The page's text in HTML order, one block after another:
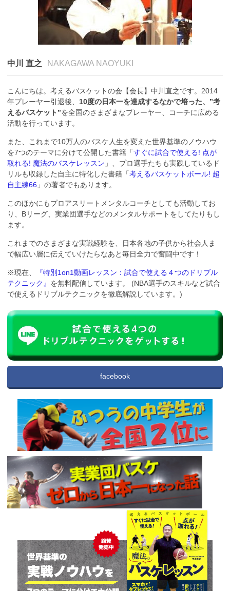
中川 直之 NAKAGAWA NAOYUKI
こんにちは。考えるバスケットの会【会長】中川直之です。2014
年プレーヤー引退後、10度の日本一を達成するなかで培った、”考
えるバスケット”を全国のさまざまなプレーヤー、コーチに広める
活動を行っています。
また、これまで10万人のバスケ人生を変えた世界基準のノウハウ
を7つのテーマに分けて公開した書籍「すぐに試合で使える! 点が
取れる! 魔法のバスケレッスン 」、プロ選手たちも実践しているド
リルも収録した自主に特化した書籍「考えるバスケットボール! 超
自主練66 」の著者でもあります。
このほかにもプロアスリートメンタルコーチとしても活動してお
り、Bリーグ、実業団選手などのメンタルサポートをしてたりもし
ます。
これまでのさまざまな実戦経験を、日本各地の子供から社会人ま
で幅広い層に伝えていけたらなあと毎日全力で奮闘中です！
※現在、
『特別1on1動画レッスン：試合で使える４つのドリブル
テクニック』 を無料配信しています。 (NBA選手のスキルなど試合
で使えるドリブルテクニックを徹底解説しています。)
facebook